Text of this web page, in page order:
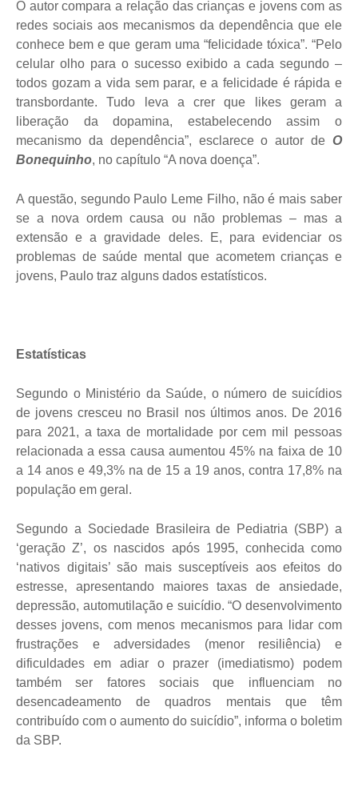
O autor compara a relação das crianças e jovens com as
redes sociais aos mecanismos da dependência que ele
conhece bem e que geram uma “felicidade tóxica”. “Pelo
celular olho para o sucesso exibido a cada segundo –
todos gozam a vida sem parar, e a felicidade é rápida e
transbordante. Tudo leva a crer que likes geram a
liberação da dopamina, estabelecendo assim o
mecanismo da dependência”, esclarece o autor de O
Bonequinho, no capítulo “A nova doença”.
A questão, segundo Paulo Leme Filho, não é mais saber
se a nova ordem causa ou não problemas – mas a
extensão e a gravidade deles. E, para evidenciar os
problemas de saúde mental que acometem crianças e
jovens, Paulo traz alguns dados estatísticos.
Estatísticas
Segundo o Ministério da Saúde, o número de suicídios
de jovens cresceu no Brasil nos últimos anos. De 2016
para 2021, a taxa de mortalidade por cem mil pessoas
relacionada a essa causa aumentou 45% na faixa de 10
a 14 anos e 49,3% na de 15 a 19 anos, contra 17,8% na
população em geral.
Segundo a Sociedade Brasileira de Pediatria (SBP) a
‘geração Z’, os nascidos após 1995, conhecida como
‘nativos digitais’ são mais susceptíveis aos efeitos do
estresse, apresentando maiores taxas de ansiedade,
depressão, automutilação e suicídio. “O desenvolvimento
desses jovens, com menos mecanismos para lidar com
frustrações e adversidades (menor resiliência) e
dificuldades em adiar o prazer (imediatismo) podem
também ser fatores sociais que influenciam no
desencadeamento de quadros mentais que têm
contribuído com o aumento do suicídio”, informa o boletim
da SBP.